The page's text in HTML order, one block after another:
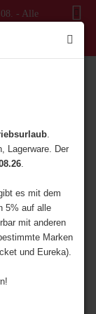
.
Lagerware. Der
.
es mit dem
5% auf alle
mit anderen
Marken
und Eureka).
- Alle